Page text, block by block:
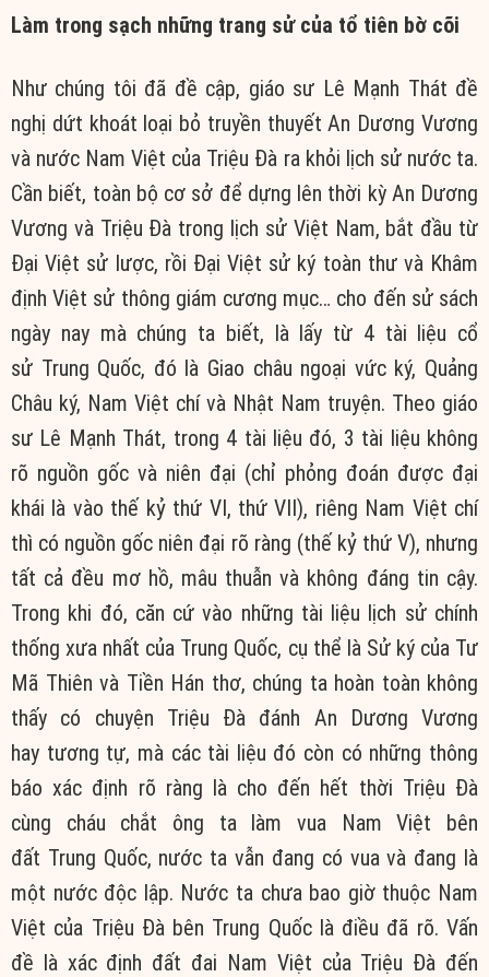
Làm trong sạch những trang sử của tổ tiên bờ cõi
Như chúng tôi đã đề cập, giáo sư Lê Mạnh Thát đề
nghị dứt khoát loại bỏ truyền thuyết An Dương Vương
và nước Nam Việt của Triệu Đà ra khỏi lịch sửnước ta.
Cần biết, toàn bộ cơ sở để dựng lên thời kỳAn Dương
Vương và Triệu Đà trong lịch sử Việt Nam, bắt đầu từ
ĐạiViệt sử lược, rồi ĐạiViệt sử ký toàn thư và Khâm
địnhViệt sử thông giám cương mục… cho đến sử sách
ngày nay mà chúng ta biết, là lấy từ 4 tài liệu cổ
sử Trung Quốc, đó là Giao châu ngoại vức ký, Quảng
Châu ký, Nam Việt chí và Nhật Nam truyện. Theo giáo
sư Lê Mạnh Thát, trong 4 tài liệu đó, 3 tài liệu không
rõ nguồn gốc và niên đại (chỉ phỏng đoán được đại
khái là vào thế kỷ thứ VI, thứ VII), riêng Nam Việt chí
thì có nguồn gốc niên đại rõ ràng (thế kỷ thứ V), nhưng
tất cả đều mơ hồ, mâu thuẫn và không đáng tin cậy.
Trong khi đó, căn cứ vào những tài liệu lịch sử chính
thống xưa nhất của Trung Quốc, cụ thể là Sử ký của Tư
Mã Thiên và Tiền Hán thơ, chúng ta hoàn toàn không
thấy có chuyện Triệu Đà đánh An Dương Vương
hay tương tự, mà các tài liệu đó còn có những thông
báo xác định rõ ràng là cho đến hết thời Triệu Đà
cùng cháu chắt ông ta làm vua Nam Việt bên
đất Trung Quốc, nước ta vẫn đang có vua và đang là
một nước độc lập. Nước ta chưa bao giờthuộc Nam
Việt của Triệu Đà bên Trung Quốclà điều đã rõ.Vấn
đề là xác định đất đai Nam Việt của Triệu Đà đến